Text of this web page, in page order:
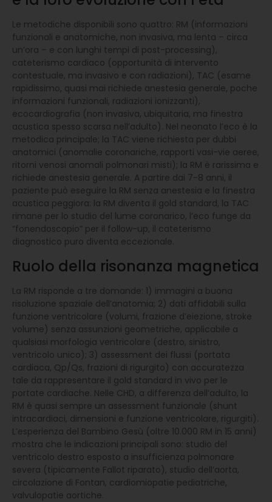
Le metodiche disponibili sono quattro: RM (informazioni
funzionali e anatomiche, non invasiva, ma lenta – circa
un’ora – e con lunghi tempi di post-processing),
cateterismo cardiaco (opportunità di intervento
contestuale, ma invasivo e con radiazioni), TAC (esame
rapidissimo, quasi mai richiede anestesia generale, poche
informazioni funzionali, radiazioni ionizzanti),
ecocardiografia (non invasiva, ubiquitaria, ma finestra
acustica spesso scarsa nell’adulto). Nel neonato l’eco è la
metodica principale; la TAC viene richiesta per dubbi
anatomici (anomalie coronariche, rapporti vasi-vie aeree,
ritorni venosi anomali polmonari misti); la RM è rarissima e
richiede anestesia generale. A partire dai 7-8 anni, il
paziente può eseguire la RM senza anestesia e la finestra
acustica peggiora: la RM diventa il gold standard, la TAC
rimane per lo studio del lume coronarico, l’eco funge da
“fonendoscopio” per il follow-up, il cateterismo
diagnostico puro diventa eccezionale.
Ruolo della risonanza magnetica
La RM risponde a tre domande: 1) immagini a buona
risoluzione spaziale dell’anatomia; 2) dati affidabili sulla
funzione ventricolare (volumi, frazione d’eiezione, stroke
volume) senza assunzioni geometriche, applicabile a
qualsiasi morfologia ventricolare (destro, sinistro,
ventricolo unico); 3) assessment dei flussi (portata
cardiaca, Qp/Qs, frazioni di rigurgito) con accuratezza
tale da rappresentare il gold standard in vivo per le
portate cardiache. Nelle CHD, a differenza dell’adulto, la
RM è quasi sempre un assessment funzionale (shunt
intracardiaci, dimensioni e funzione ventricolare, rigurgiti).
L’esperienza del Bambino Gesù (oltre 10.000 RM in 15 anni)
mostra che le indicazioni principali sono: studio del
ventricolo destro esposto a insufficienza polmonare
severa (tipicamente Fallot riparato), studio dell’aorta,
circolazione di Fontan, cardiomiopatie pediatriche,
valvulopatie aortiche.